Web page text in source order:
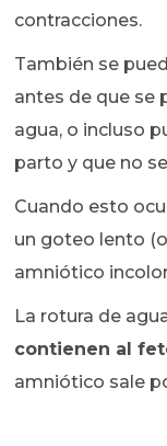
contracciones.
También se
antes de que se
agua, o incluso
parto y que no
Cuando esto
un goteo lento
amniótico
La rotura de
contienen al
amniótico sale